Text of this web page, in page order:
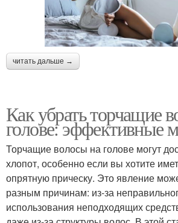
читать дальше →
Как убрать торчащие
голове: эффективные
Торчащие волосы на голове могут
хлопот, особенно если вы хотите
опрятную прическу. Это явление
разным причинам: из-за
использования неподходящих